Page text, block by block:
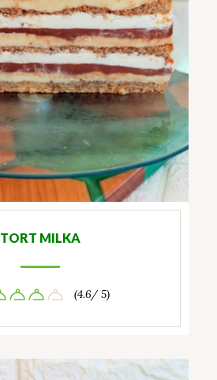
TORT MILKA
(4.6/ 5)